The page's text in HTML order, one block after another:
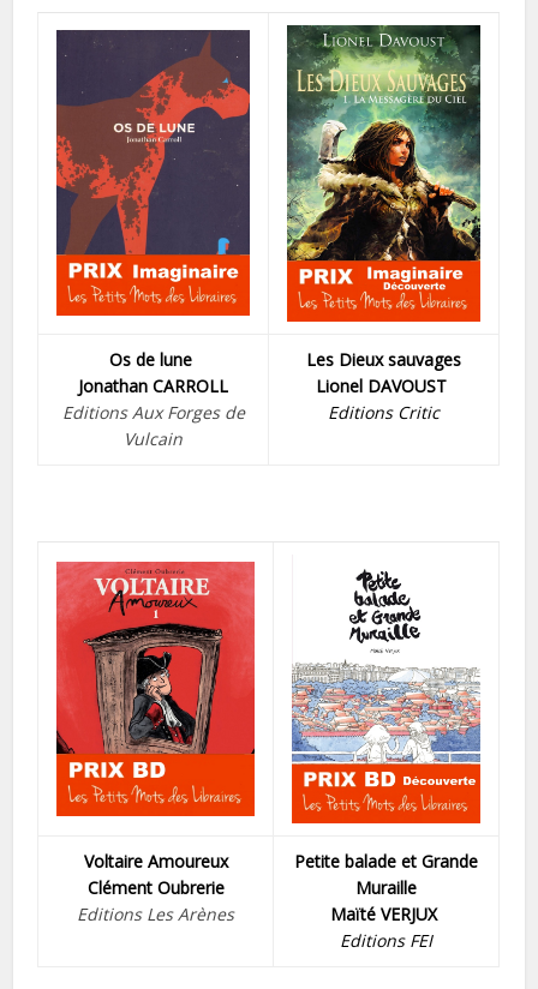
Os de lune
Jonathan CARROLL
Editions Aux Forges de
Vulcain
Les Dieux sauvages
Lionel DAVOUST
Editions Critic
Voltaire Amoureux
Clément Oubrerie
Editions Les Arènes
Petite balade et Grande
Muraille
Maïté VERJUX
Editions FEI